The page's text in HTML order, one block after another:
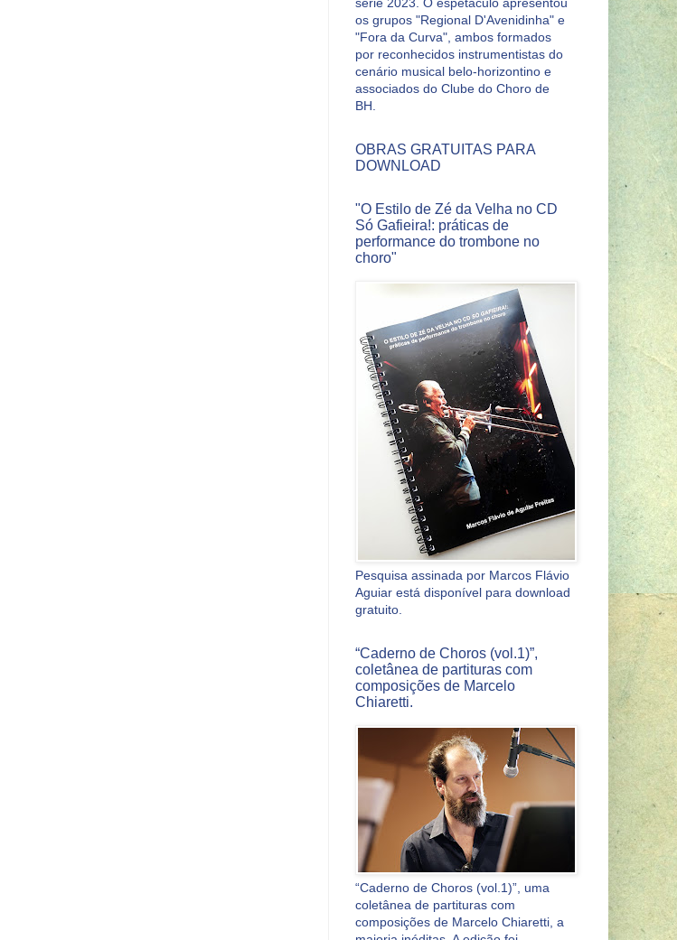
os grupos "Regional D'Avenidinha" e
"Fora da Curva", ambos formados
por reconhecidos instrumentistas do
cenário musical belo-horizontino e
associados do Clube do Choro de
BH.
OBRAS GRATUITAS PARA
DOWNLOAD
"O Estilo de Zé da Velha no CD
Só Gafieira!: práticas de
performance do trombone no
choro"
Pesquisa assinada por Marcos Flávio
Aguiar está disponível para download
gratuito.
“Caderno de Choros (vol.1)”,
coletânea de partituras com
composições de Marcelo
Chiaretti.
“Caderno de Choros (vol.1)”, uma
coletânea de partituras com
composições de Marcelo Chiaretti, a